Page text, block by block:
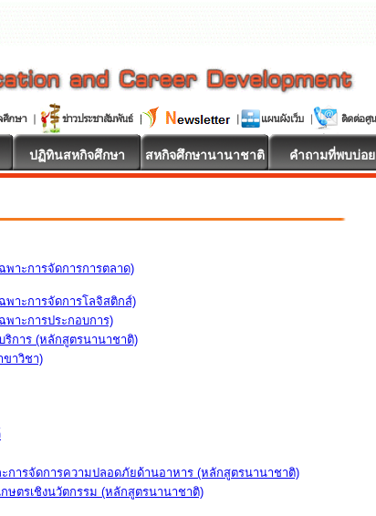
ปฏิทินสหกิจศึกษา สหกิจศึกษานานาชาติ คำถามที่พบบ่อย
พาะการจัดการการตลาด)
พาะการจัดการโลจิสติกส์)
พาะการประกอบการ)
การ (หลักสูตรนานาชาติ)
ขาวิชา)
การจัดการความปลอดภัยด้านอาหาร (หลักสูตรนานาชาติ)
ษตรเชิงนวัตกรรม (หลักสูตรนานาชาติ)